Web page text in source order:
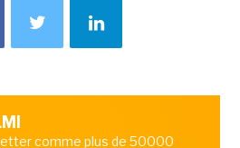
comme plus de 50000